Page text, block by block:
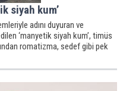
siyah kum’
adını duyuran ve
‘manyetik siyah kum’, timüs
romatizma, sedef gibi pek